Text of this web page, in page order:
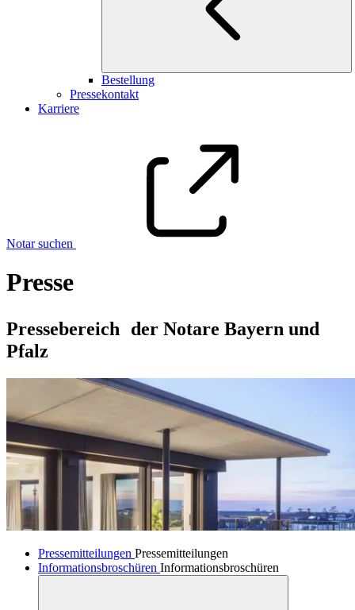
Bestellung
Pressekontakt
Karriere
Notar suchen
Presse
Pressebereich der Notare Bayern und
Pfalz
Pressemitteilungen Pressemitteilungen
Informationsbroschüren Informationsbroschüren